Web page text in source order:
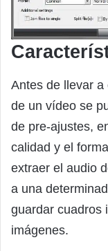
Antes de llevar
de un vídeo se
de pre-ajustes,
calidad y el
extraer el audio
a una
guardar cuadros
imágenes.